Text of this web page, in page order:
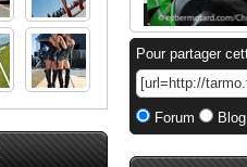
Pour partager
Forum